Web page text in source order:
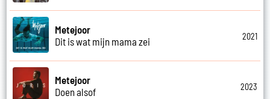
Metejoor
Dit is wat mijn mama zei
2021
Metejoor
Doen alsof
2023